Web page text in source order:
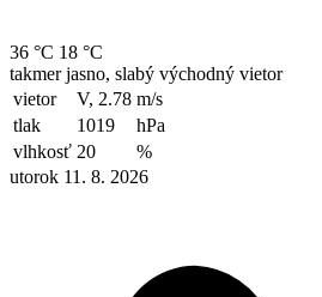
36 °C 18 °C
takmer jasno, slabý východný vietor
vietor
V, 2.78 m/s
tlak
1019
hPa
vlhkosť 20
%
utorok 11. 8. 2026